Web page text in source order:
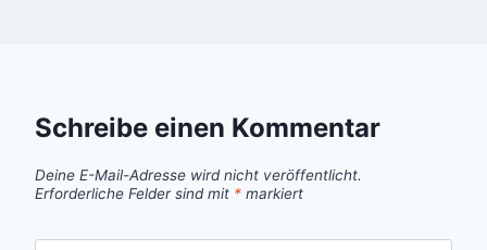
Schreibe einen Kommentar
Deine E-Mail-Adresse wird nicht veröffentlicht.
Erforderliche Felder sind mit * markiert